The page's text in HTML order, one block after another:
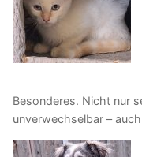
Besonderes. Nicht nur
unverwechselbar –